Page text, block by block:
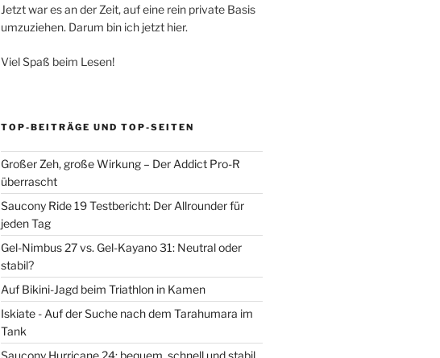
Jetzt war es an der Zeit, auf eine rein private Basis
umzuziehen. Darum bin ich jetzt hier.
Viel Spaß beim Lesen!
TOP-BEITRÄGE UND TOP-SEITEN
Großer Zeh, große Wirkung – Der Addict Pro-R
überrascht
Saucony Ride 19 Testbericht: Der Allrounder für
jeden Tag
Gel-Nimbus 27 vs. Gel-Kayano 31: Neutral oder
stabil?
Auf Bikini-Jagd beim Triathlon in Kamen
Iskiate - Auf der Suche nach dem Tarahumara im
Tank
Saucony Hurricane 24: bequem, schnell und stabil